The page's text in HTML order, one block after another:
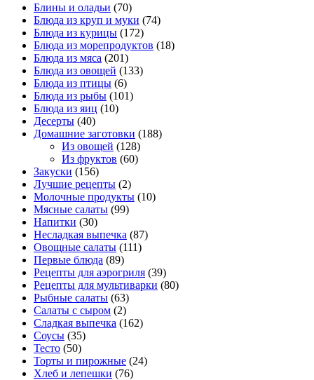
Блины и оладьи (70)
Блюда из круп и муки (74)
Блюда из курицы (172)
Блюда из морепродуктов (18)
Блюда из мяса (201)
Блюда из овощей (133)
Блюда из птицы (6)
Блюда из рыбы (101)
Блюда из яиц (10)
Десерты (40)
Домашние заготовки (188)
Из овощей (128)
Из фруктов (60)
Закуски (156)
Лучшие рецепты (2)
Молочные продукты (10)
Мясные салаты (99)
Напитки (30)
Несладкая выпечка (87)
Овощные салаты (111)
Первые блюда (89)
Рецепты для аэрогриля (39)
Рецепты для мультиварки (80)
Рыбные салаты (63)
Салаты с сыром (2)
Сладкая выпечка (162)
Соусы (35)
Тесто (50)
Торты и пирожные (24)
Хлеб и лепешки (76)